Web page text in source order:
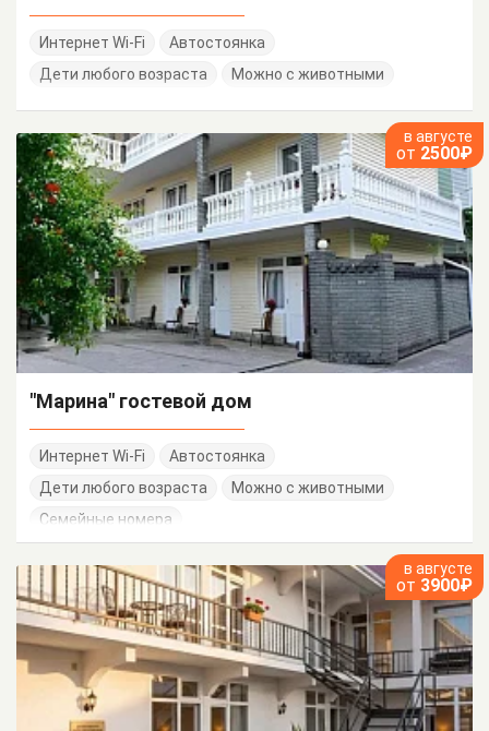
Интернет Wi-Fi
Автостоянка
Дети любого возраста
Можно с животными
в августе
от 2500₽
"Марина" гостевой дом
Интернет Wi-Fi
Автостоянка
Дети любого возраста
Можно с животными
Семейные номера
в августе
от 3900₽